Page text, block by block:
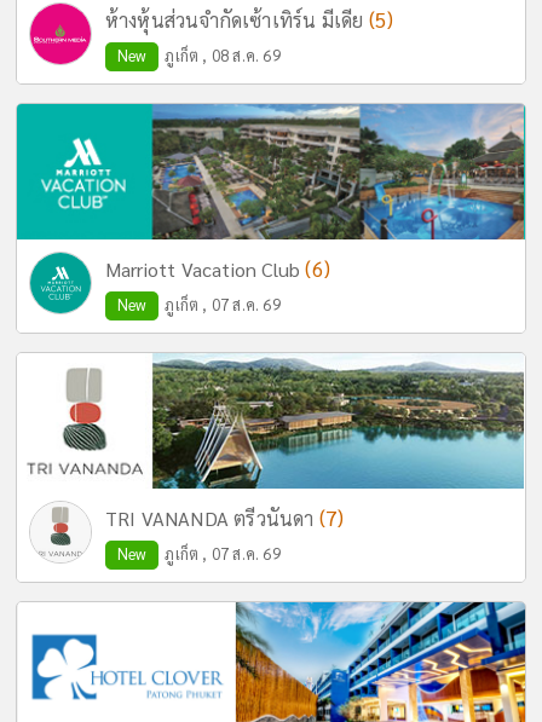
ห้างหุ้นส่วนจำกัดเซ้าเทิร์น มีเดีย (5)
New ภูเก็ต , 08 ส.ค. 69
Marriott Vacation Club(6)
New ภูเก็ต , 07 ส.ค. 69
TRI VANANDA ตรีวนันดา (7)
New ภูเก็ต , 07 ส.ค. 69